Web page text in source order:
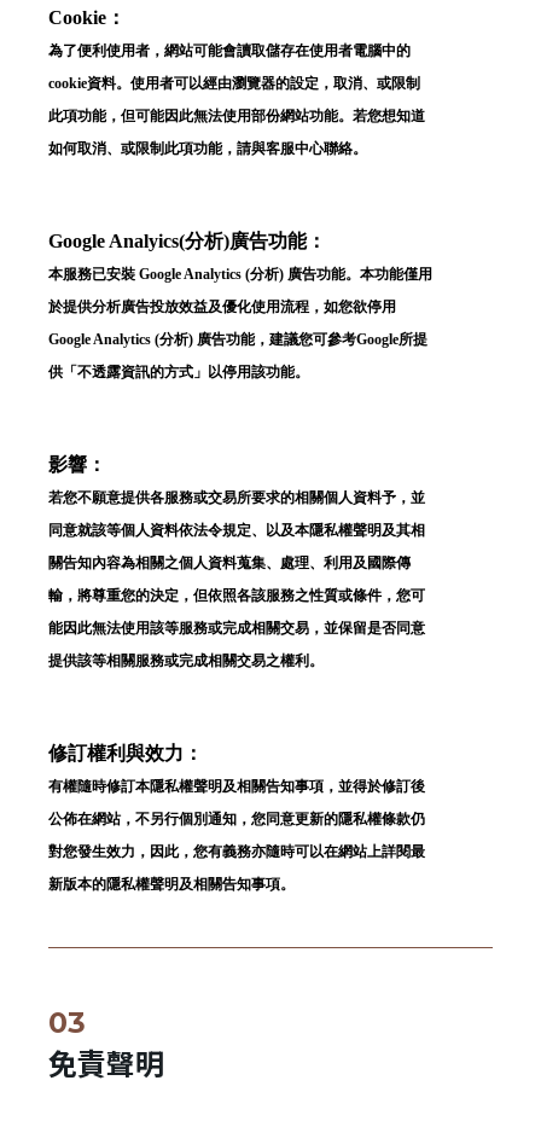
Cookie：
為了便利使用者，網站可能會讀取儲存在使用者電腦中的
cookie資料。使用者可以經由瀏覽器的設定，取消、或限制
此項功能，但可能因此無法使用部份網站功能。若您想知道
如何取消、或限制此項功能，請與客服中心聯絡。
Google Analyics(分析)廣告功能：
本服務已安裝 Google Analytics (分析) 廣告功能。本功能僅用
於提供分析廣告投放效益及優化使用流程，如您欲停用
Google Analytics (分析) 廣告功能，建議您可參考Google所提
供「 不透露資訊的方式 」以停用該功能。
影響：
若您不願意提供各服務或交易所要求的相關個人資料予，並
同意就該等個人資料依法令規定、以及本隱私權聲明及其相
關告知內容為相關之個人資料蒐集、處理、利用及國際傳
輸，將尊重您的決定，但依照各該服務之性質或條件，您可
能因此無法使用該等服務或完成相關交易，並保留是否同意
提供該等相關服務或完成相關交易之權利。
修訂權利與效力：
有權隨時修訂本隱私權聲明及相關告知事項，並得於修訂後
公佈在網站，不另行個別通知，您同意更新的隱私權條款仍
對您發生效力，因此，您有義務亦隨時可以在網站上詳閱最
新版本的隱私權聲明及相關告知事項。
免責聲明